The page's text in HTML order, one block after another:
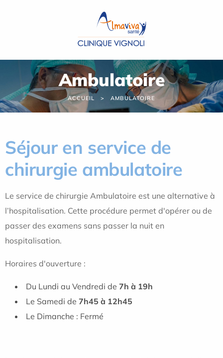
Ambulatoire
ACCUEIL AMBULATOIRE
Séjour en service de
chirurgie ambulatoire
Le service de chirurgie Ambulatoire est une alternative à
l’hospitalisation. Cette procédure permet d'opérer ou de
passer des examens sans passer la nuit en
hospitalisation.
Horaires d'ouverture :
Du Lundi au Vendredi de 7h à 19h
Le Samedi de 7h45 à 12h45
Le Dimanche : Fermé